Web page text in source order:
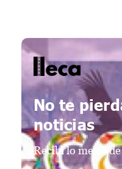
lleca - Periodismo callejero
Periodismo callejero
No te
noticias
Recibí lo mejor